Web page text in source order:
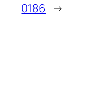
0186 →